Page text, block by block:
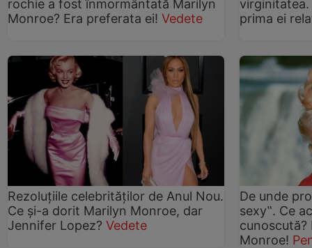
rochie a fost înmormântată Marilyn
Monroe? Era preferata ei! Vedete
prima ei
Rezoluţiile celebrităţilor de Anul Nou.
Ce şi-a dorit Marilyn Monroe, dar
Jennifer Lopez? Vedete
De unde
sexy‟. Ce
Monroe!